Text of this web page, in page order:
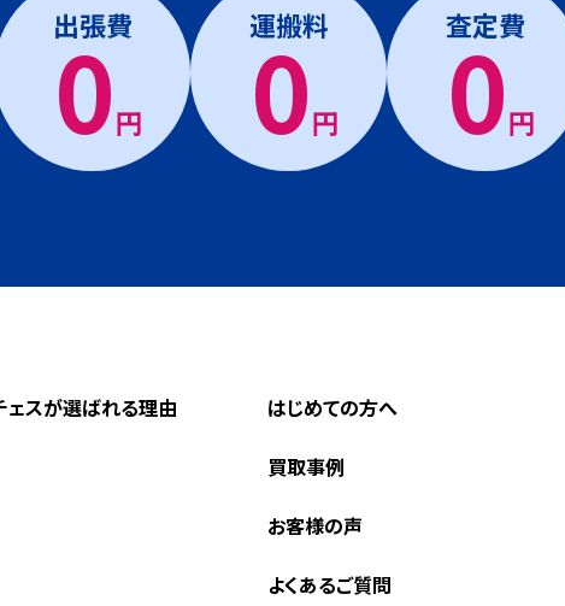
出張費
0円
運搬料
0円
査定費
0円
ェスが選ばれる理由 はじめての方へ
買取事例
お客様の声
よくあるご質問